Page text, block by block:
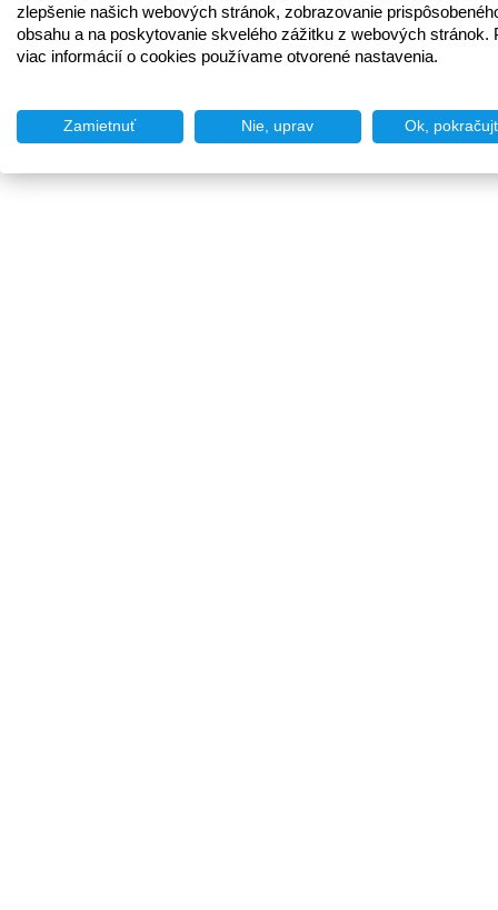
zlepšenie našich webových stránok, zobrazovanie
obsahu a na poskytovanie skvelého zážitku z webových stránok.
viac informácií o cookies používame otvorené nastavenia.
Zamietnuť Nie, uprav Ok,